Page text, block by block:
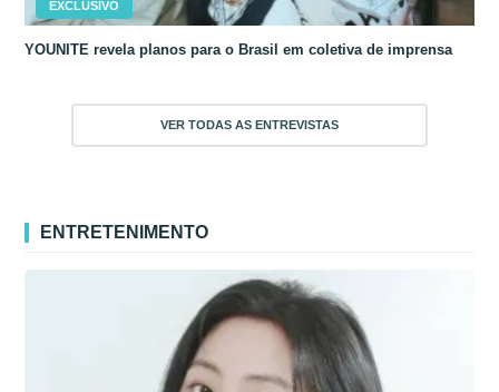
EXCLUSIVO
YOUNITE revela planos para o Brasil em coletiva de imprensa
VER TODAS AS ENTREVISTAS
ENTRETENIMENTO